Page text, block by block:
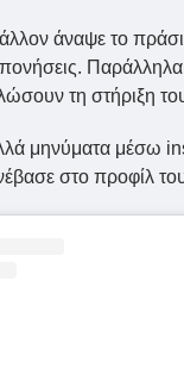
άναψε το
τη στήριξη
μηνύματα μέσω
στο προφίλ